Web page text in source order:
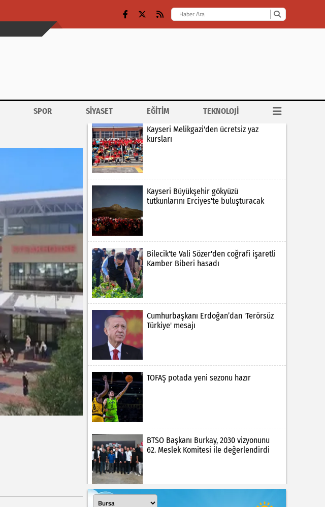
SPOR SİYASET EĞİTİM TEKNOLOJİ
Kayseri Melikgazi'den ücretsiz yaz
kursları
Kayseri Büyükşehir gökyüzü
tutkunlarını Erciyes'te buluşturacak
Bilecik'te Vali Sözer'den coğrafi işaretli
Kamber Biberi hasadı
Cumhurbaşkanı Erdoğan’dan 'Terörsüz
Türkiye' mesajı
TOFAŞ potada yeni sezonu hazır
BTSO Başkanı Burkay, 2030 vizyonunu
62. Meslek Komitesi ile değerlendirdi